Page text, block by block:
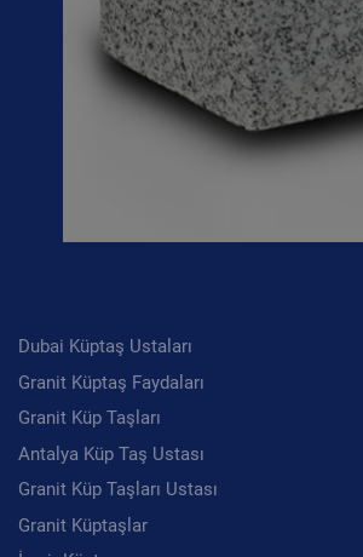
Dubai Küptaş Ustaları
Granit Küptaş Faydaları
Granit Küp Taşları
Antalya Küp Taş Ustası
Granit Küp Taşları Ustası
Granit Küptaşlar